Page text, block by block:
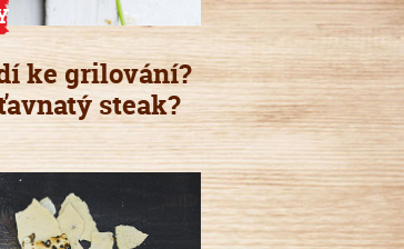
ke grilování?
steak?